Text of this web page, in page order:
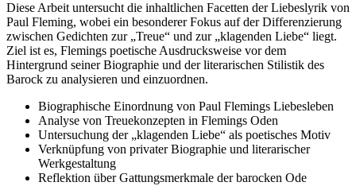
Diese Arbeit untersucht die inhaltlichen Facetten der Liebeslyrik von
Paul Fleming, wobei ein besonderer Fokus auf der Differenzierung
zwischen Gedichten zur „Treue“ und zur „klagenden Liebe“ liegt.
Ziel ist es, Flemings poetische Ausdrucksweise vor dem
Hintergrund seiner Biographie und der literarischen Stilistik des
Barock zu analysieren und einzuordnen.
Biographische Einordnung von Paul Flemings Liebesleben
Analyse von Treuekonzepten in Flemings Oden
Untersuchung der „klagenden Liebe“ als poetisches Motiv
Verknüpfung von privater Biographie und literarischer
Werkgestaltung
Reflektion über Gattungsmerkmale der barocken Ode